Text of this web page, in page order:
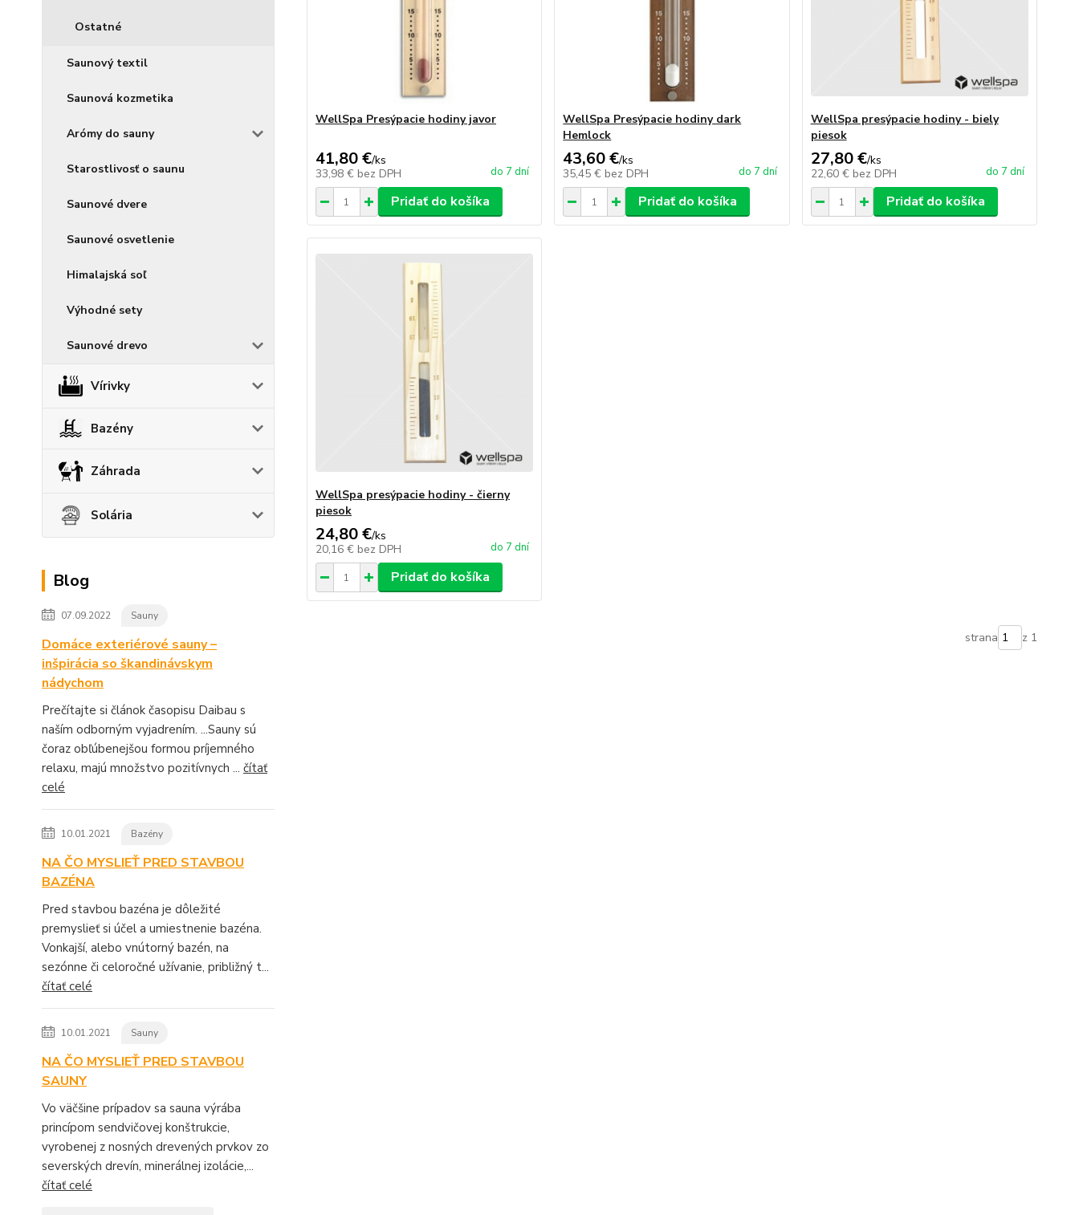
Ostatné
Saunový textil
Saunová kozmetika
Arómy do sauny
Starostlivosť o saunu
Saunové dvere
Saunové osvetlenie
Himalajská soľ
Výhodné sety
Saunové drevo
Vírivky
Bazény
Záhrada
Solária
Blog
07.09.2022 Sauny
Domáce exteriérové sauny –
inšpirácia so škandinávskym
nádychom
Prečítajte si článok časopisu Daibau s
naším odborným vyjadrením. ...Sauny sú
čoraz obľúbenejšou formou príjemného
relaxu, majú množstvo pozitívnych ... čítať
celé
10.01.2021 Bazény
NA ČO MYSLIEŤ PRED STAVBOU
BAZÉNA
Pred stavbou bazéna je dôležité
premyslieť si účel a umiestnenie bazéna.
Vonkajší, alebo vnútorný bazén, na
sezónne či celoročné užívanie, približný t...
čítať celé
10.01.2021 Sauny
NA ČO MYSLIEŤ PRED STAVBOU
SAUNY
Vo väčšine prípadov sa sauna výrába
princípom sendvičovej konštrukcie,
vyrobenej z nosných drevených prvkov zo
severských drevín, minerálnej izolácie,...
čítať celé
WellSpa Presýpacie hodiny javor
41,80 €/ks
33,98 € bez DPH do 7 dní
Pridať do košíka
WellSpa Presýpacie hodiny dark
Hemlock
43,60 €/ks
35,45 € bez DPH do 7 dní
Pridať do košíka
WellSpa presýpacie hodiny - biely
piesok
27,80 €/ks
22,60 € bez DPH do 7 dní
Pridať do košíka
WellSpa presýpacie hodiny - čierny
piesok
24,80 €/ks
20,16 € bez DPH do 7 dní
Pridať do košíka
strana z 1